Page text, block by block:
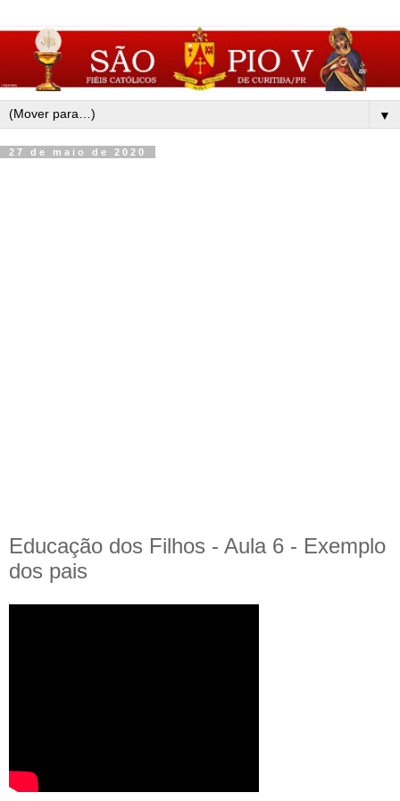
▼
27 de maio de 2020
Educação dos Filhos - Aula 6 - Exemplo
dos pais